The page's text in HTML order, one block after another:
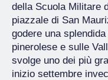
della Scuola Militare
piazzale di San
godere una
pinerolese e sulle
svolge uno dei più
inizio settembre